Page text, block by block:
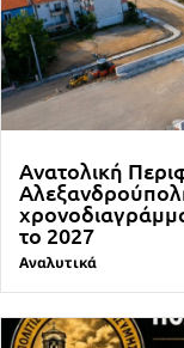
Ανατολική
το 2027
Αναλυτικά